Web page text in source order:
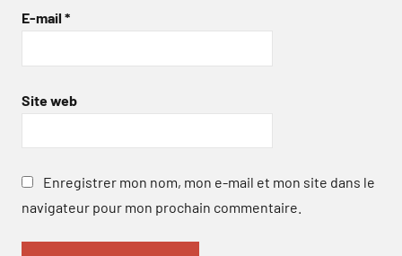
E-mail *
Site web
Enregistrer mon nom, mon e-mail et mon site dans le
navigateur pour mon prochain commentaire.